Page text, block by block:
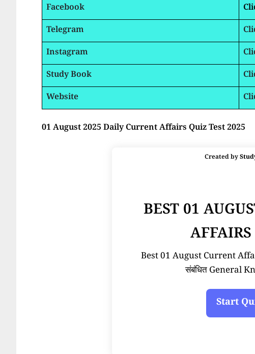
Facebook
Telegram
Instagram
Study Book
Website
01 August 2025 Daily Current Affairs Quiz Test 2025
Created by
BEST 01
Best 01 August Current
संबंधित General